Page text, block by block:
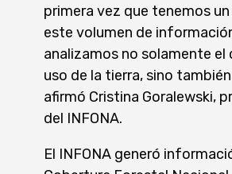
primera vez que tenemos
este volumen de
analizamos no solamente el
uso de la tierra, sino también
afirmó Cristina Goralewski,
del INFONA.
El INFONA generó